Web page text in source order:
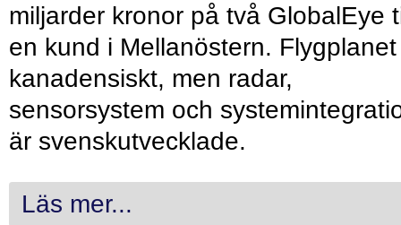
miljarder kronor på två GlobalEye
en kund i Mellanöstern.
kanadensiskt, men radar,
sensorsystem och
är svenskutvecklade.
Läs mer...